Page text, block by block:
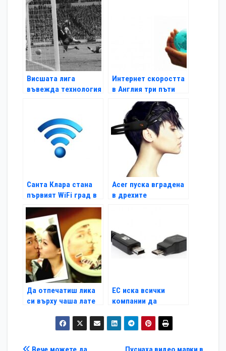
Висшата лига
въвежда технология
Интернет скоростта
в Англия три пъти
по-бърза
Санта Клара стана
първият WiFi град в
света
Acer пуска вградена
в дрехите
Да отпечатиш лика
си върху чаша лате
ЕС иска всички
компании да
стандартно зарядно